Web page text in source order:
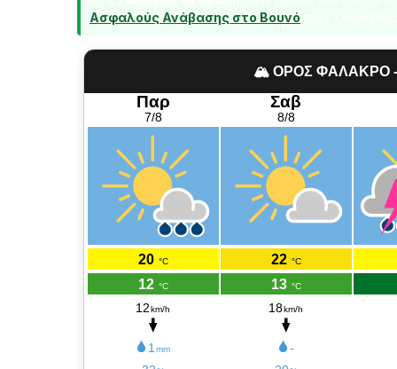
Ασφαλούς Ανάβασης στο Βουνό
🏔️ ΟΡΟΣ ΦΑΛΑΚΡΟ -